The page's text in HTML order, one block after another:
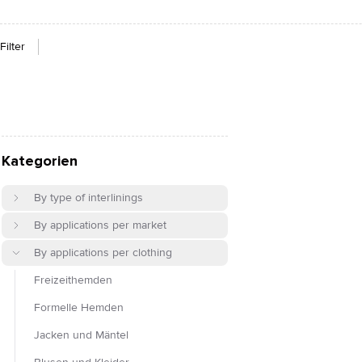
Filter
Kategorien
By type of interlinings
By applications per market
By applications per clothing
Freizeithemden
Formelle Hemden
Jacken und Mäntel